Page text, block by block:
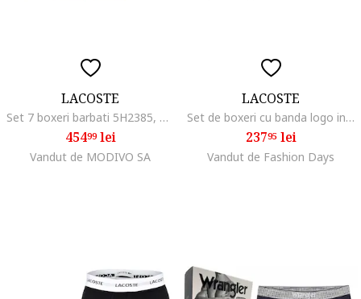
LACOSTE
Set 7 boxeri barbati 5H2385, Bumbac/Elastan, Alb/Negru/Gri, Alb/Negru/Gri
45499lei
Vandut de MODIVO SA
LACOSTE
Set de boxeri cu banda logo in talie - 3 perechi, Negru/Albastru
23795lei
Vandut de Fashion Days